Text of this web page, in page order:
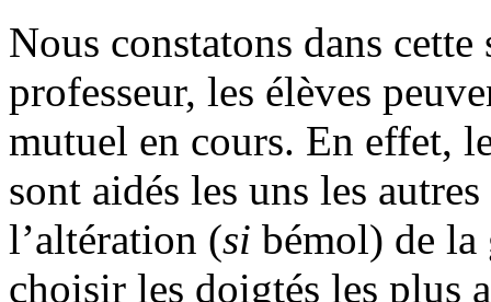
Nous constatons dans
professeur, les élèves
mutuel en cours. En effet,
sont aidés les uns les
l’altération (si bémol) de la
choisir les doigtés les plus